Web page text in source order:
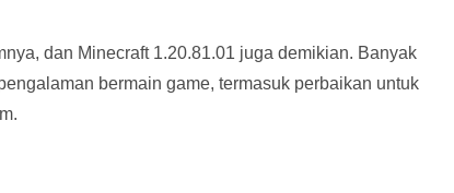
dan Minecraft 1.20.81.01 juga demikian. Banyak
bermain game, termasuk perbaikan untuk